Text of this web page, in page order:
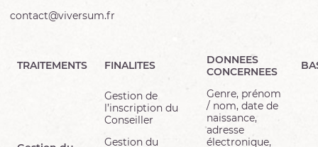
contact@viversum.fr
TRAITEMENTS FINALITES
DONNEES
CONCERNEES
Gestion de
l’inscription du
Conseiller
Gestion du
Genre, prénom
/ nom, date de
naissance,
adresse
électronique,